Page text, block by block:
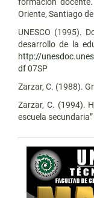
Oriente, Santiago
UNESCO (1995).
desarrollo de la
http://
df07SP
Zarzar, C. (1988).
Zarzar, C. (1994).
escuela